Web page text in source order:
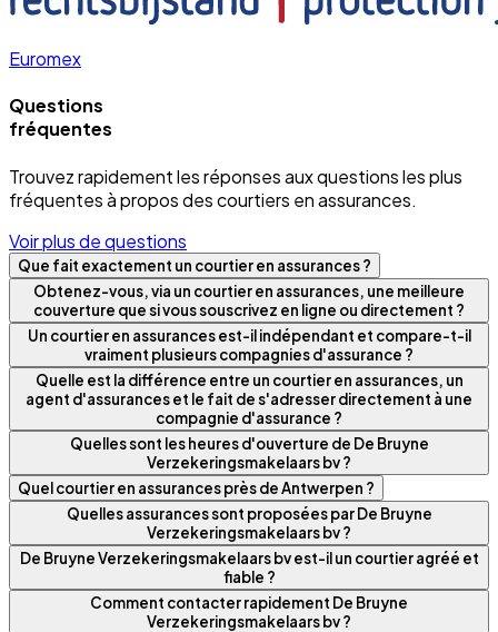
Euromex
Questions
fréquentes
Trouvez rapidement les réponses aux questions les plus
fréquentes à propos des courtiers en assurances.
Voir plus de questions
Que fait exactement un courtier en assurances ?
Obtenez-vous, via un courtier en assurances, une meilleure
couverture que si vous souscrivez en ligne ou directement ?
Un courtier en assurances est-il indépendant et compare-t-il
vraiment plusieurs compagnies d'assurance ?
Quelle est la différence entre un courtier en assurances, un
agent d'assurances et le fait de s'adresser directement à une
compagnie d'assurance ?
Quelles sont les heures d'ouverture de De Bruyne
Verzekeringsmakelaars bv ?
Quel courtier en assurances près de Antwerpen ?
Quelles assurances sont proposées par De Bruyne
Verzekeringsmakelaars bv ?
De Bruyne Verzekeringsmakelaars bv est-il un courtier agréé et
fiable ?
Comment contacter rapidement De Bruyne
Verzekeringsmakelaars bv ?